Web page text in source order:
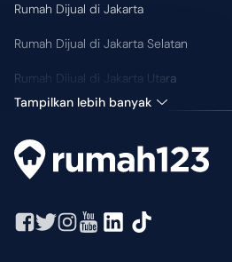
Rumah Dijual di Jakarta
Rumah Dijual di Jakarta Selatan
Rumah Dijual di Jakarta Utara
Tampilkan lebih banyak